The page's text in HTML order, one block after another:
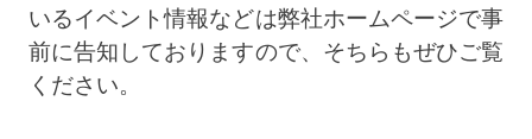
いるイベント情報などは弊社ホームページで事
前に告知しておりますので、そちらもぜひご覧
ください。